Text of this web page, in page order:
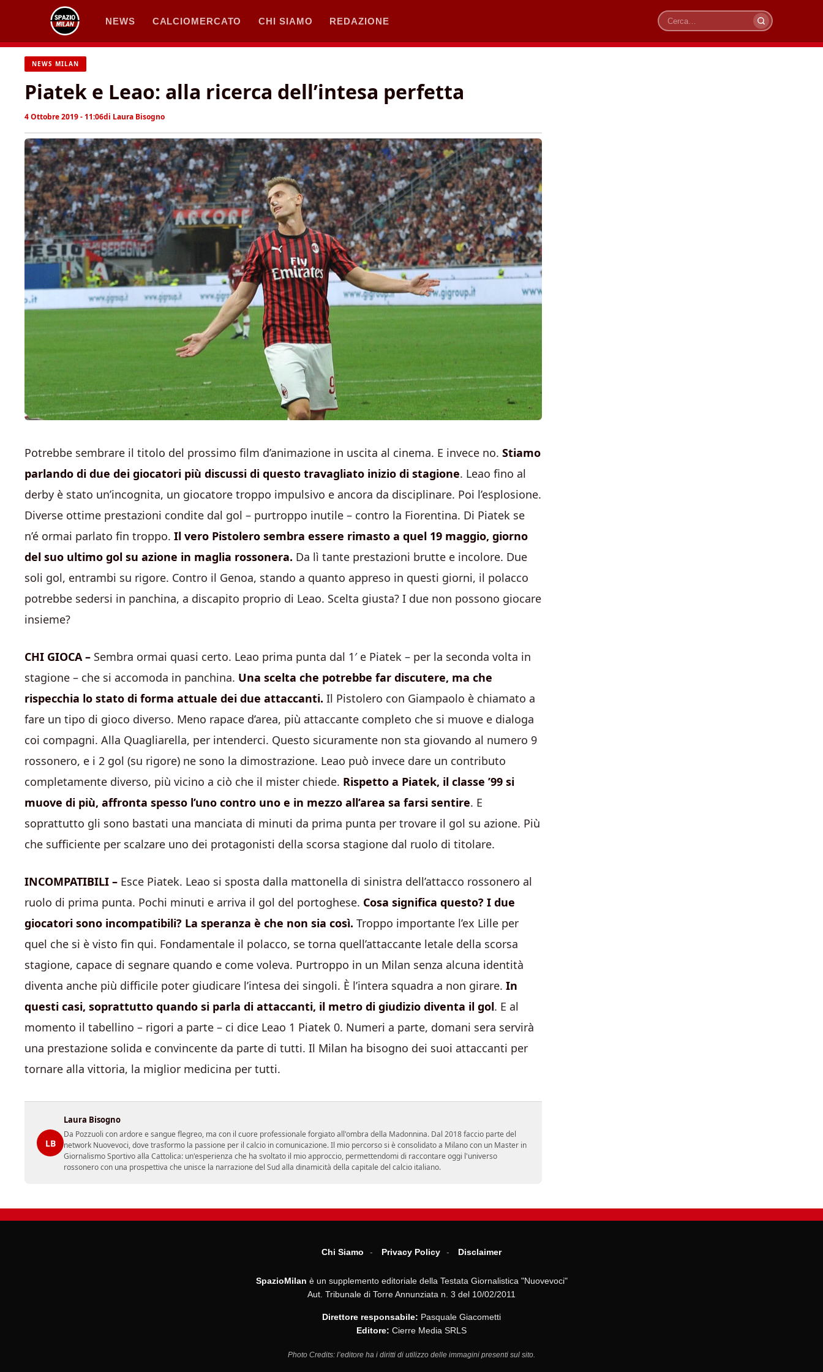
contenuto
NEWS CALCIOMERCATO CHI SIAMO REDAZIONE
Cerca
NEWS MILAN
Piatek e Leao: alla ricerca dell’intesa perfetta
4 Ottobre 2019 - 11:06di Laura Bisogno
Potrebbe sembrare il titolo del prossimo film d’animazione in uscita al cinema. E invece no. Stiamo
parlando di due dei giocatori più discussi di questo travagliato inizio di stagione. Leao fino al
derby è stato un’incognita, un giocatore troppo impulsivo e ancora da disciplinare. Poi l’esplosione.
Diverse ottime prestazioni condite dal gol – purtroppo inutile – contro la Fiorentina. Di Piatek se
n’é ormai parlato fin troppo. Il vero Pistolero sembra essere rimasto a quel 19 maggio, giorno
del suo ultimo gol su azione in maglia rossonera. Da lì tante prestazioni brutte e incolore. Due
soli gol, entrambi su rigore. Contro il Genoa, stando a quanto appreso in questi giorni, il polacco
potrebbe sedersi in panchina, a discapito proprio di Leao. Scelta giusta? I due non possono giocare
insieme?
CHI GIOCA – Sembra ormai quasi certo. Leao prima punta dal 1′ e Piatek – per la seconda volta in
stagione – che si accomoda in panchina. Una scelta che potrebbe far discutere, ma che
rispecchia lo stato di forma attuale dei due attaccanti. Il Pistolero con Giampaolo è chiamato a
fare un tipo di gioco diverso. Meno rapace d’area, più attaccante completo che si muove e dialoga
coi compagni. Alla Quagliarella, per intenderci. Questo sicuramente non sta giovando al numero 9
rossonero, e i 2 gol (su rigore) ne sono la dimostrazione. Leao può invece dare un contributo
completamente diverso, più vicino a ciò che il mister chiede. Rispetto a Piatek, il classe ’99 si
muove di più, affronta spesso l’uno contro uno e in mezzo all’area sa farsi sentire. E
soprattutto gli sono bastati una manciata di minuti da prima punta per trovare il gol su azione. Più
che sufficiente per scalzare uno dei protagonisti della scorsa stagione dal ruolo di titolare.
INCOMPATIBILI – Esce Piatek. Leao si sposta dalla mattonella di sinistra dell’attacco rossonero al
ruolo di prima punta. Pochi minuti e arriva il gol del portoghese. Cosa significa questo? I due
giocatori sono incompatibili? La speranza è che non sia così. Troppo importante l’ex Lille per
quel che si è visto fin qui. Fondamentale il polacco, se torna quell’attaccante letale della scorsa
stagione, capace di segnare quando e come voleva. Purtroppo in un Milan senza alcuna identità
diventa anche più difficile poter giudicare l’intesa dei singoli. È l’intera squadra a non girare. In
questi casi, soprattutto quando si parla di attaccanti, il metro di giudizio diventa il gol. E al
momento il tabellino – rigori a parte – ci dice Leao 1 Piatek 0. Numeri a parte, domani sera servirà
una prestazione solida e convincente da parte di tutti. Il Milan ha bisogno dei suoi attaccanti per
tornare alla vittoria, la miglior medicina per tutti.
LB
Laura Bisogno
Da Pozzuoli con ardore e sangue flegreo, ma con il cuore professionale forgiato all'ombra della Madonnina. Dal 2018 faccio parte del
network Nuovevoci, dove trasformo la passione per il calcio in comunicazione. Il mio percorso si è consolidato a Milano con un Master in
Giornalismo Sportivo alla Cattolica: un'esperienza che ha svoltato il mio approccio, permettendomi di raccontare oggi l'universo
rossonero con una prospettiva che unisce la narrazione del Sud alla dinamicità della capitale del calcio italiano.
Chi Siamo Privacy Policy Disclaimer
SpazioMilan è un supplemento editoriale della Testata Giornalistica "Nuovevoci"
Aut. Tribunale di Torre Annunziata n. 3 del 10/02/2011
Direttore responsabile: Pasquale Giacometti
Editore: Cierre Media SRLS
Photo Credits: l’editore ha i diritti di utilizzo delle immagini presenti sul sito.